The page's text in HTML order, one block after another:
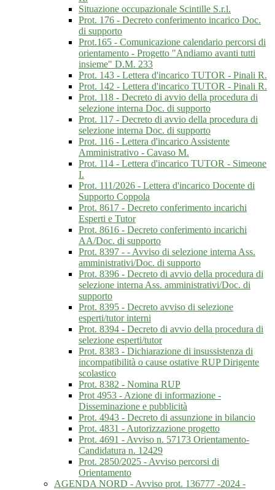
Situazione occupazionale Scintille S.r.l.
Prot. 176 - Decreto conferimento incarico Doc.
di supporto
Prot.165 - Comunicazione calendario percorsi di
orientamento - Progetto "Andiamo avanti tutti
insieme" D.M. 233
Prot. 143 - Lettera d'incarico TUTOR - Pinali R.
Prot. 142 - Lettera d'incarico TUTOR - Pinali R.
Prot. 118 - Decreto di avvio della procedura di
selezione interna Doc. di supporto
Prot. 117 - Decreto di avvio della procedura di
selezione interna Doc. di supporto
Prot. 116 - Lettera d'incarico Assistente
Amministrativo - Cavaso M.
Prot. 114 - Lettera d'incarico TUTOR - Simeone
I.
Prot. 111/2026 - Lettera d'incarico Docente di
Supporto Coppola
Prot. 8617 - Decreto conferimento incarichi
Esperti e Tutor
Prot. 8616 - Decreto conferimento incarichi
AA/Doc. di supporto
Prot. 8397 - - Avviso di selezione interna Ass.
amministrativi/Doc. di supporto
Prot. 8396 - Decreto di avvio della procedura di
selezione interna Ass. amministrativi/Doc. di
supporto
Prot. 8395 - Decreto avviso di selezione
esperti/tutor interni
Prot. 8394 - Decreto di avvio della procedura di
selezione esperti/tutor
Prot. 8383 - Dichiarazione di insussistenza di
incompatibilità o cause ostative RUP Dirigente
scolastico
Prot. 8382 - Nomina RUP
Prot 4953 - Azione di informazione -
Disseminazione e pubblicità
Prot. 4943 - Decreto di assunzione in bilancio
Prot. 4831 - Autorizzazione progetto
Prot. 4691 - Avviso n. 57173 Orientamento-
Candidatura n. 12429
Prot. 2850/2025 - Avviso percorsi di
Orientamento
AGENDA NORD - Avviso prot. 136777 -2024 -